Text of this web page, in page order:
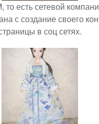
то есть сетевой
с создание своего
в соц сетях.